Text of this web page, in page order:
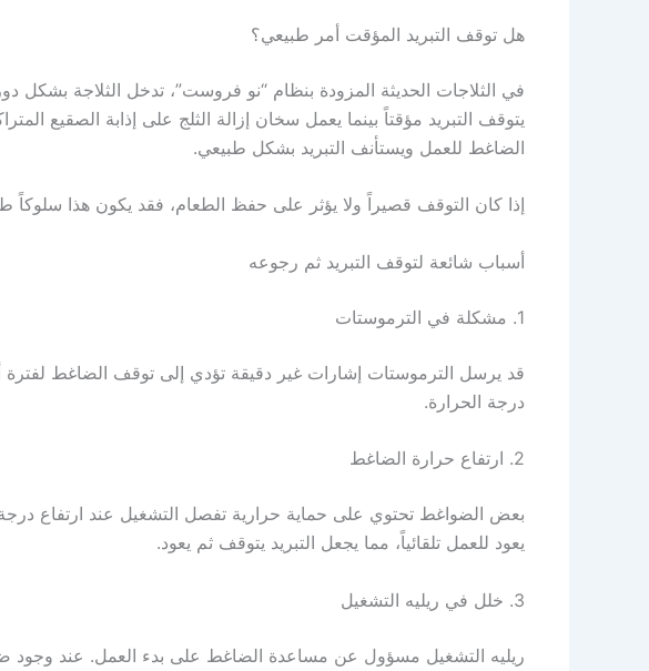
هل توقف التبريد المؤقت أمر طبيعي؟
في الثلاجات الحديثة المزودة بنظام “نو فروست”، تدخل الثلاجة بشكل
يتوقف التبريد مؤقتاً بينما يعمل سخان إزالة الثلج على إذابة الصقيع
الضاغط للعمل ويستأنف التبريد بشكل طبيعي.
إذا كان التوقف قصيراً ولا يؤثر على حفظ الطعام، فقد يكون هذا سلوكاً
أسباب شائعة لتوقف التبريد ثم رجوعه
1. مشكلة في الترموستات
قد يرسل الترموستات إشارات غير دقيقة تؤدي إلى توقف الضاغط لفترة
درجة الحرارة.
2. ارتفاع حرارة الضاغط
بعض الضواغط تحتوي على حماية حرارية تفصل التشغيل عند ارتفاع
يعود للعمل تلقائياً، مما يجعل التبريد يتوقف ثم يعود.
3. خلل في ريليه التشغيل
ريليه التشغيل مسؤول عن مساعدة الضاغط على بدء العمل. عند